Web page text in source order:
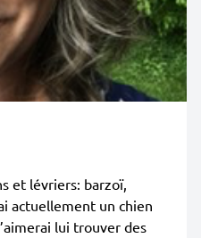
et lévriers: barzoï,
actuellement un chien
lui trouver des